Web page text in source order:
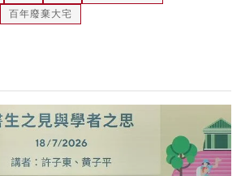
百年廢棄大宅